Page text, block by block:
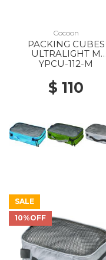
Cocoon
PACKING CUBES
ULTRALIGHT M
Caribbean Blue
YPCU-112-M
$ 110
SALE
10%OFF